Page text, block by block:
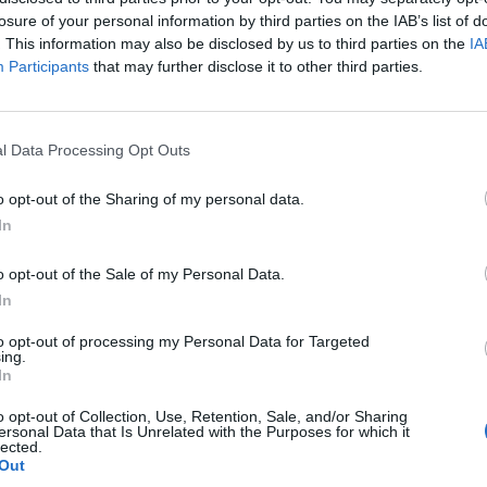
of your personal information by third parties on the IAB’s list of
This information may also be disclosed by us to third parties on the
Participants that may further disclose it to other third parties.
Data Processing Opt Outs
opt-out of the Sharing of my personal data.
opt-out of the Sale of my Personal Data.
opt-out of processing my Personal Data for Targeted
opt-out of Collection, Use, Retention, Sale, and/or Sharing
Data that Is Unrelated with the Purposes for which it
y dehesas de encinas pobladas de ovejas
explotaciones repartidas por la comarca de
este Camino Natural.
del Arco, junto a un área de descanso que está
y Fuente del Arco, construido por la Sociedad
a Llerena/Cáceres, ésta sí en pleno
de Llerena, Berlanga y Azuaga, con unos 30 km. de
es recomendable acercarse a la Mina La Jayona,